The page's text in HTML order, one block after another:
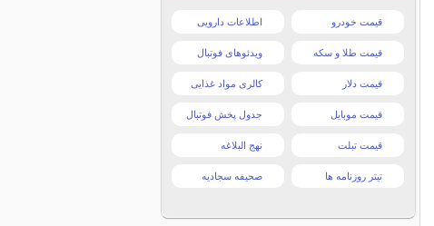
قیمت خودرو اطلاعات دارویی
قیمت طلا و سکه ویدئوهای فوتبال
قیمت دلار کالری مواد غذایی
قیمت موبایل جدول پخش فوتبال
قیمت تبلت نهج البلاغه
تیتر روزنامه ها صحیفه سجادیه